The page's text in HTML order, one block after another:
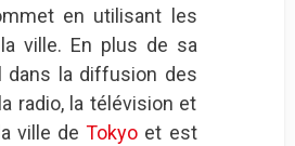
en utilisant les
ville. En plus de sa
dans la diffusion des
radio, la télévision et
ville deTokyo et est